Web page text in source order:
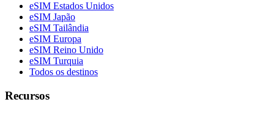
eSIM Estados Unidos
eSIM Japão
eSIM Tailândia
eSIM Europa
eSIM Reino Unido
eSIM Turquia
Todos os destinos
Recursos